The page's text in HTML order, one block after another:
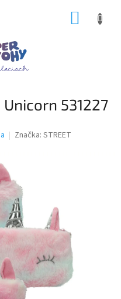
531227
Značka: STREET